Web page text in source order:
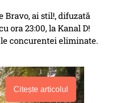
Bravo, ai stil!, difuzată
ora 23:00, la Kanal D!
concurentei eliminate.
Citește articolul